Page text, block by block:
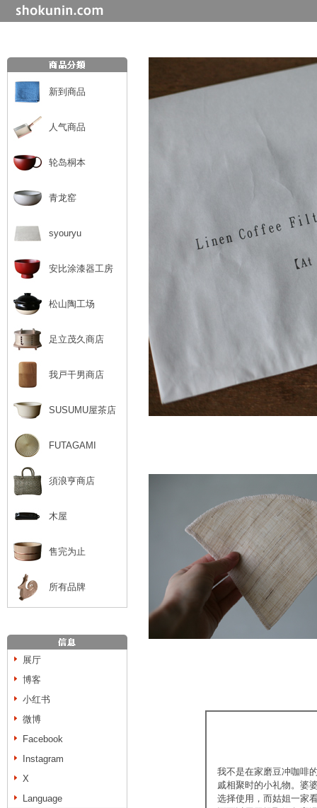
新到商品
人气商品
轮岛桐本
青龙窑
syouryu
安比涂漆器工房
松山陶工场
足立茂久商店
我戸干男商店
SUSUMU屋茶店
FUTAGAMI
須浪亨商店
木屋
售完为止
所有品牌
展厅
博客
小红书
微博
Facebook
Instagram
X
Language
我不是在家磨豆冲咖啡
戚相聚时的小礼物。婆
选择使用，而姑姐一家